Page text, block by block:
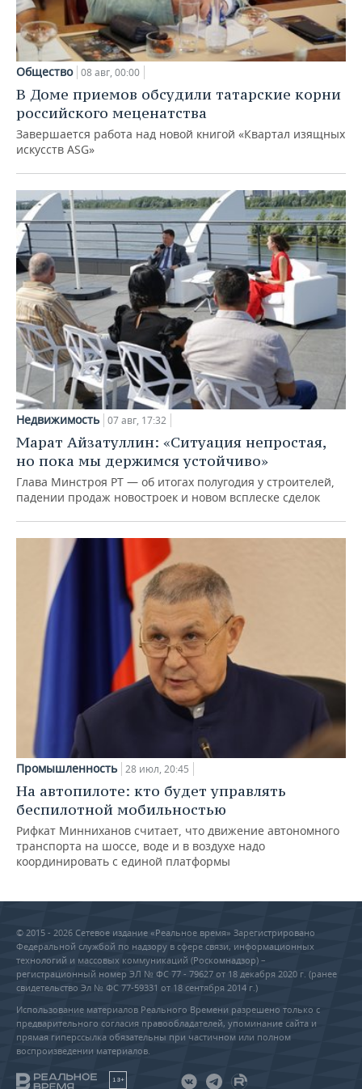
Общество 08 авг, 00:00
В Доме приемов обсудили татарские корни
российского меценатства
Завершается работа над новой книгой «Квартал изящных
искусств ASG»
Недвижимость 07 авг, 17:32
Марат Айзатуллин: «Ситуация непростая,
но пока мы держимся устойчиво»
Глава Минстроя РТ — об итогах полугодия у строителей,
падении продаж новостроек и новом всплеске сделок
Промышленность 28 июл, 20:45
На автопилоте: кто будет управлять
беспилотной мобильностью
Рифкат Минниханов считает, что движение автономного
транспорта на шоссе, воде и в воздухе надо
координировать с единой платформы
© 2015 - 2026 Сетевое издание «Реальное время» Зарегистрировано
Федеральной службой по надзору в сфере связи, информационных
технологий и массовых коммуникаций (Роскомнадзор) –
регистрационный номер ЭЛ № ФС 77 - 79627 от 18 декабря 2020 г. (ранее
свидетельство Эл № ФС 77-59331 от 18 сентября 2014 г.)
Использование материалов Реального Времени разрешено только с
предварительного согласия правообладателей, упоминание сайта и
прямая гиперссылка обязательны при частичном или полном
воспроизведении материалов.
18+